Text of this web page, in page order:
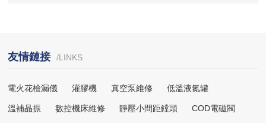
友情鏈接 /LINKS
電火花檢漏儀 灌膠機 真空泵維修 低溫液氮罐
溫補晶振 數控機床維修 靜壓小間距鏜頭 COD電磁閥